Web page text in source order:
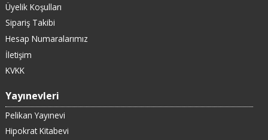
Üyelik Koşulları
Sipariş Takibi
Hesap Numaralarımız
İletişim
KVKK
Yayınevleri
Pelikan Yayınevi
Hipokrat Kitabevi